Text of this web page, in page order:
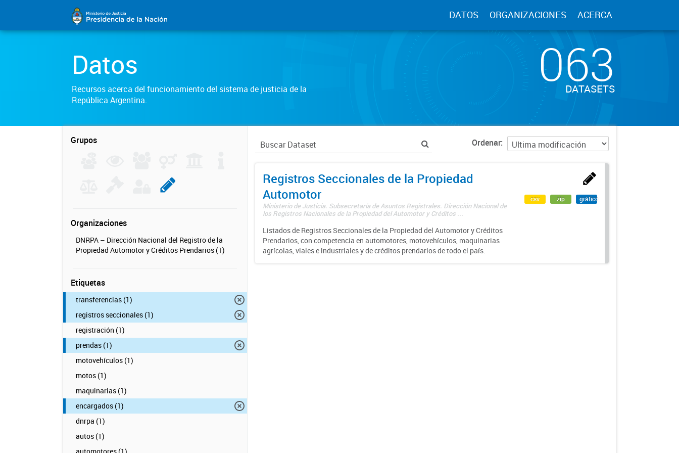
DATOS ORGANIZACIONES ACERCA
Datos
Recursos acerca del funcionamiento del sistema de justicia de la
República Argentina.
063
DATASETS
Grupos
Organizaciones
DNRPA – Dirección Nacional del Registro de la
Propiedad Automotor y Créditos Prendarios (1)
Etiquetas
transferencias (1)
registros seccionales (1)
registración (1)
prendas (1)
motovehículos (1)
motos (1)
maquinarias (1)
encargados (1)
dnrpa (1)
autos (1)
Ordenar
Registros Seccionales de la Propiedad
Automotor
Ministerio de Justicia. Subsecretaría de Asuntos Registrales. Dirección Nacional de
los Registros Nacionales de la Propiedad del Automotor y Créditos ...
Listados de Registros Seccionales de la Propiedad del Automotor y Créditos
Prendarios, con competencia en automotores, motovehículos, maquinarias
agrícolas, viales e industriales y de créditos prendarios de todo el país.
csv zip gráfico